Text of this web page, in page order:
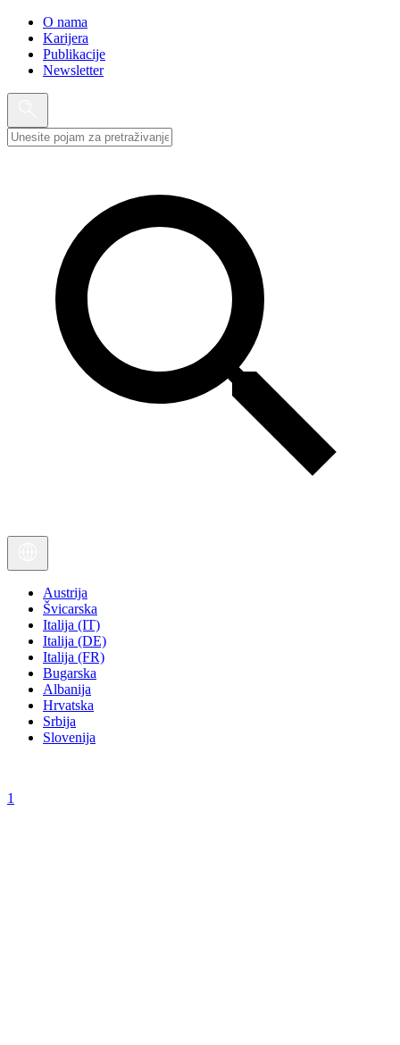
O nama
Karijera
Publikacije
Newsletter
Austrija
Švicarska
Italija (IT)
Italija (DE)
Italija (FR)
Bugarska
Albanija
Hrvatska
Srbija
Slovenija
1